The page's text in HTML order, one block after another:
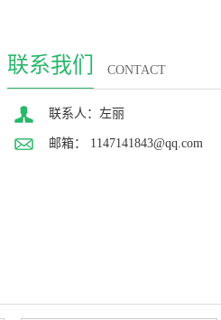
联系我们 CONTACT
联系人：左丽
邮箱： 1147141843@qq.com